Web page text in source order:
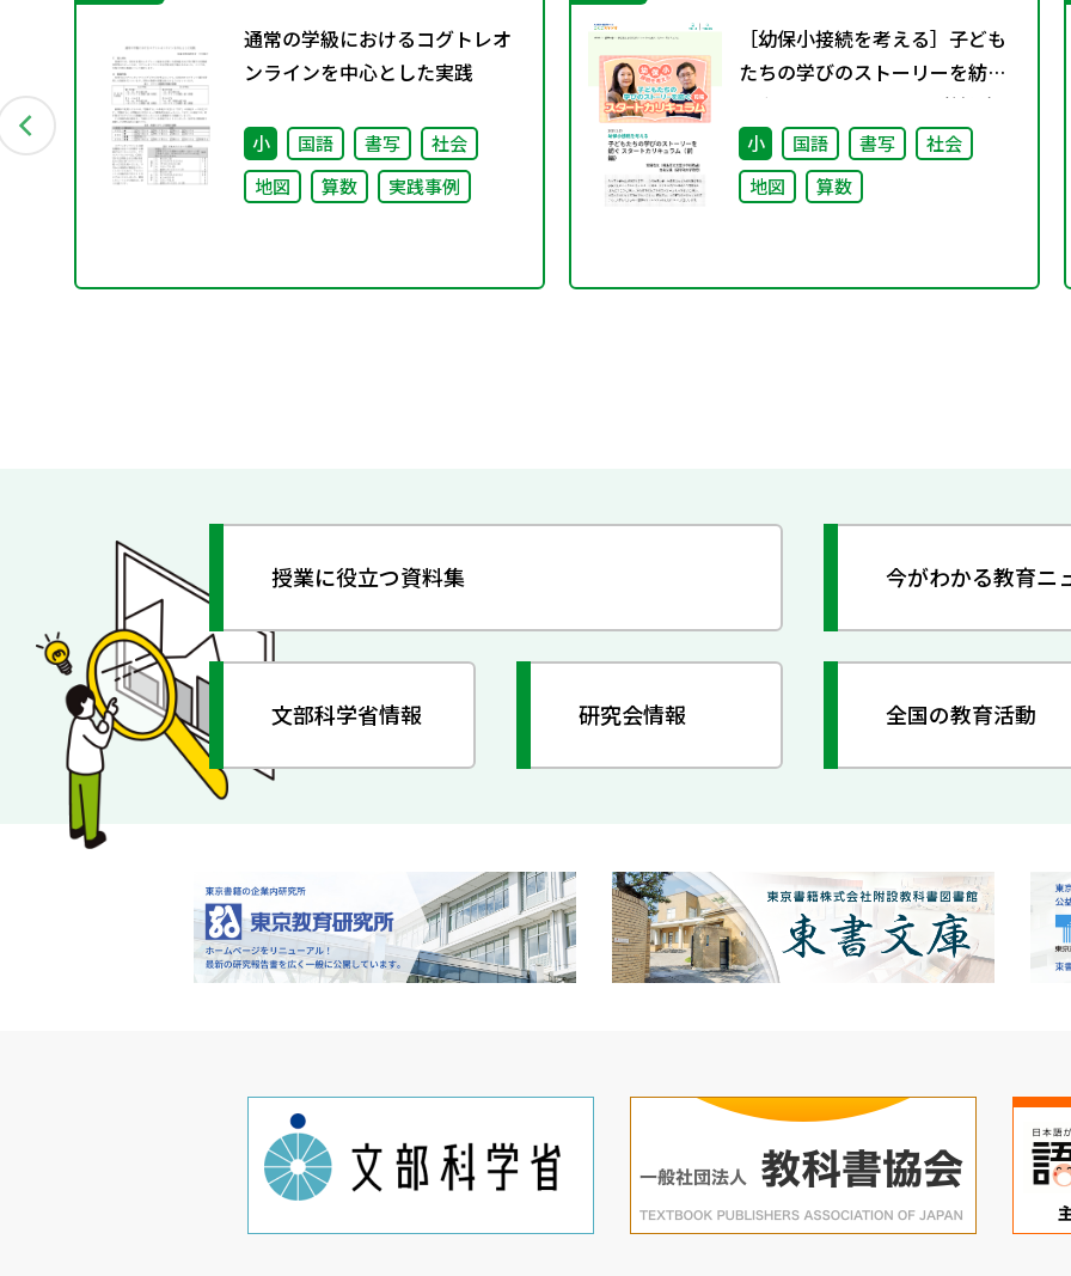
通常の学級におけるコグトレオ
ンラインを中心とした実践
小 国語 書写
社会
地図
算数 実践事例
［幼保小接続を考える］子ども
たちの学びのストーリーを紡ぐ
スタートカリキュラム（前編）
小 国語 書写
社会
地図
算数
授業に役立つ資料集 今がわかる教育ニ
文部科学省情報 研究会情報 全国の教育活動